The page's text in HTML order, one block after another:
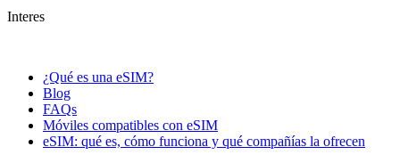
Interes
¿Qué es una eSIM?
Blog
FAQs
Móviles compatibles con eSIM
eSIM: qué es, cómo funciona y qué compañías la ofrecen